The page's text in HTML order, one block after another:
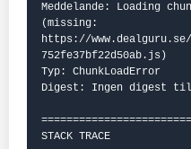
Meddelande: Loading
(missing:
https://
752fe37bf22d50ab.js)
Typ: ChunkLoadError
Digest: Ingen digest
STACK TRACE